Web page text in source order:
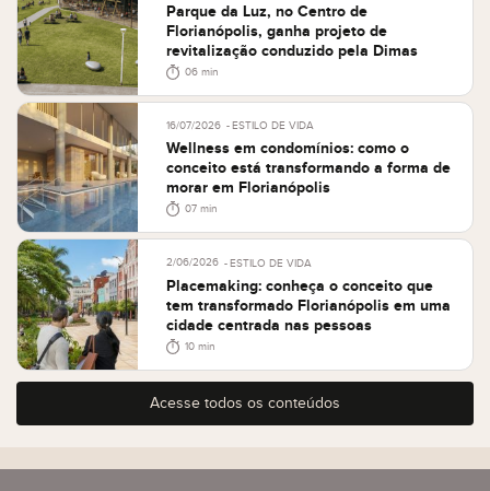
Parque da Luz, no Centro de
Florianópolis, ganha projeto de
revitalização conduzido pela Dimas
06 min
16/07/2026 ESTILO DE VIDA
Wellness em condomínios: como o
conceito está transformando a forma de
morar em Florianópolis
07 min
2/06/2026 ESTILO DE VIDA
Placemaking: conheça o conceito que
tem transformado Florianópolis em uma
cidade centrada nas pessoas
10 min
Acesse todos os conteúdos